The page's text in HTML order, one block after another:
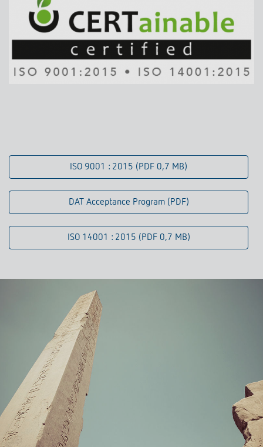
ISO 9001 : 2015 (PDF 0,7 MB)
DAT Acceptance Program (PDF)
ISO 14001 : 2015 (PDF 0,7 MB)